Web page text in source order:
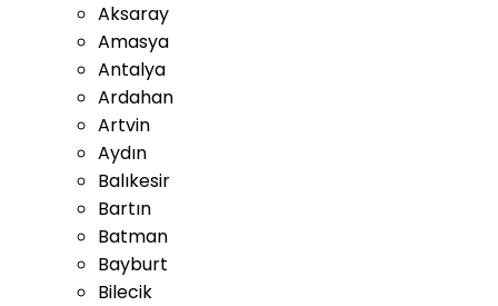
Aksaray
Amasya
Antalya
Ardahan
Artvin
Aydın
Balıkesir
Bartın
Batman
Bayburt
Bilecik